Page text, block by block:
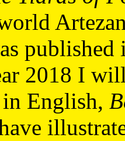
published
2018 I
English,